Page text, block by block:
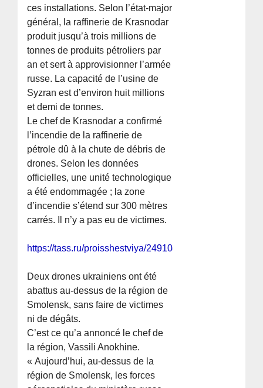
ces installations. Selon l’état-major
général, la raffinerie de Krasnodar
produit jusqu’à trois millions de
tonnes de produits pétroliers par
an et sert à approvisionner l’armée
russe. La capacité de l’usine de
Syzran est d’environ huit millions
et demi de tonnes.
Le chef de Krasnodar a confirmé
l’incendie de la raffinerie de
pétrole dû à la chute de débris de
drones. Selon les données
officielles, une unité technologique
a été endommagée ; la zone
d’incendie s’étend sur 300 mètres
carrés. Il n’y a pas eu de victimes.
https://tass.ru/proisshestviya/24910429
Deux drones ukrainiens ont été
abattus au-dessus de la région de
Smolensk, sans faire de victimes
ni de dégâts.
C’est ce qu’a annoncé le chef de
la région, Vassili Anokhine.
« Aujourd’hui, au-dessus de la
région de Smolensk, les forces